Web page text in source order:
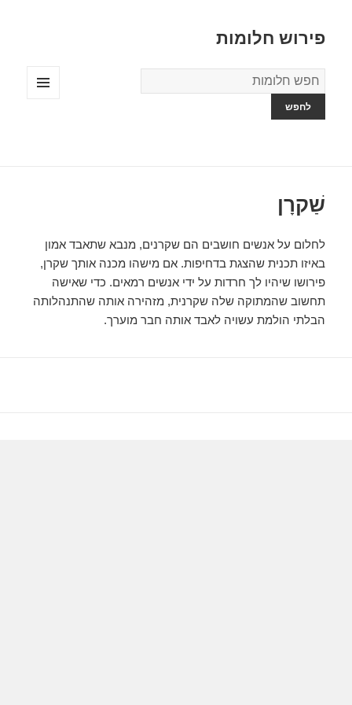
פירוש חלומות
מילון
החלומות
שַׁקרָן
לחלום על אנשים חושבים הם שקרנים, מנבא שתאבד אמון
באיזו תכנית שהצגת בדחיפות. אם מישהו מכנה אותך שקרן,
פירושו שיהיו לך חרדות על ידי אנשים רמאים. כדי שאישה
תחשוב שהמתוקה שלה שקרנית, מזהירה אותה שהתנהלותה
הבלתי הולמת עשויה לאבד אותה חבר מוערך.